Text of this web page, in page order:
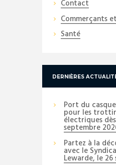
Contact
Commerçants
Santé
DERNIÈRES
Port du
pour les
électriques
septembre
Partez à la
avec le
Lewarde, le